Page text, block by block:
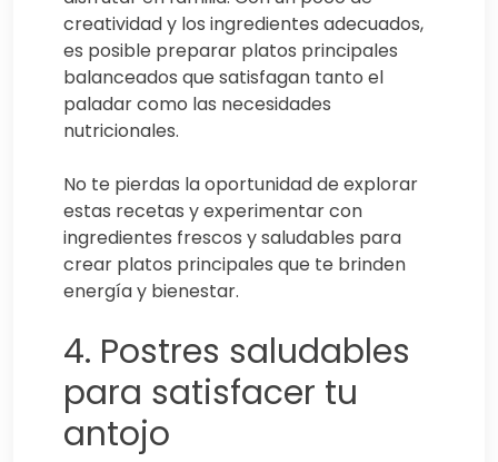
creatividad y los ingredientes adecuados,
es posible preparar platos principales
balanceados que satisfagan tanto el
paladar como las necesidades
nutricionales.
No te pierdas la oportunidad de explorar
estas recetas y experimentar con
ingredientes frescos y saludables para
crear platos principales que te brinden
energía y bienestar.
4. Postres saludables
para satisfacer tu
antojo